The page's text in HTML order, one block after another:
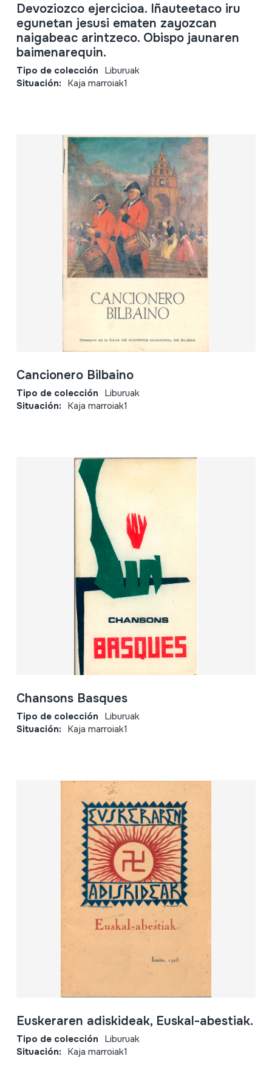
Devoziozco ejercicioa. Iñauteetaco iru
egunetan jesusi ematen zayozcan
naigabeac arintzeco. Obispo jaunaren
baimenarequin.
Tipo de colección Liburuak
Situación: Kaja marroiak1
Cancionero Bilbaino
Tipo de colección Liburuak
Situación: Kaja marroiak1
Chansons Basques
Tipo de colección Liburuak
Situación: Kaja marroiak1
Euskeraren adiskideak, Euskal-abestiak.
Tipo de colección Liburuak
Situación: Kaja marroiak1